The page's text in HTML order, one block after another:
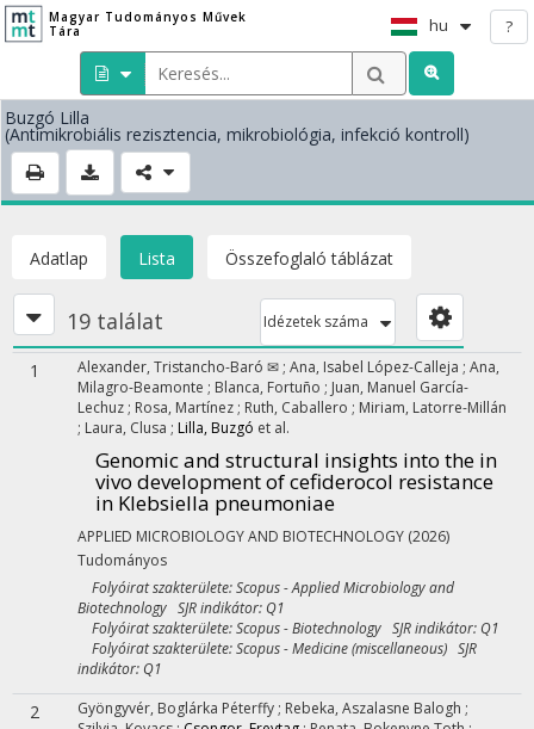
Magyar Tudományos Művek
Tára
hu ?
Buzgó Lilla
(Antimikrobiális rezisztencia, mikrobiológia, infekció kontroll)
Adatlap Lista Összefoglaló táblázat
19 találat Idézetek száma
1 Alexander, Tristancho-Baró ✉ ; Ana, Isabel López-Calleja ; Ana,
Milagro-Beamonte ; Blanca, Fortuño ; Juan, Manuel García-
Lechuz ; Rosa, Martínez ; Ruth, Caballero ; Miriam, Latorre-Millán
; Laura, Clusa ; Lilla, Buzgó et al.
Genomic and structural insights into the in
vivo development of cefiderocol resistance
in Klebsiella pneumoniae
APPLIED MICROBIOLOGY AND BIOTECHNOLOGY (2026)
Tudományos
Folyóirat szakterülete: Scopus - Applied Microbiology and
Biotechnology SJR indikátor: Q1
Folyóirat szakterülete: Scopus - Biotechnology SJR indikátor: Q1
Folyóirat szakterülete: Scopus - Medicine (miscellaneous) SJR
indikátor: Q1
2 Gyöngyvér, Boglárka Péterffy ; Rebeka, Aszalasne Balogh ;